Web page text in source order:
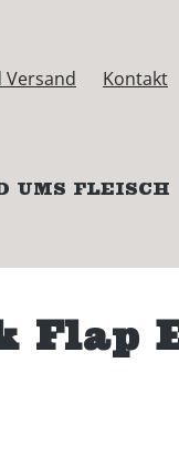
Versand Kontakt
UMS FLEISCH
Flap